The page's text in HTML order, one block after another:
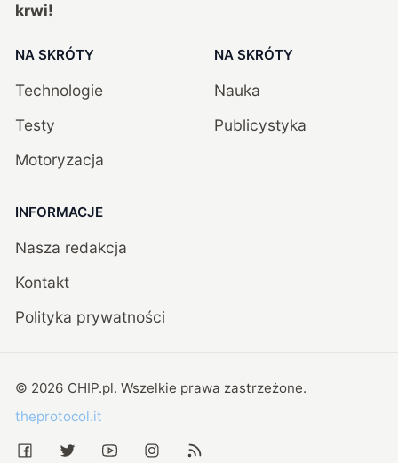
krwi!
NA SKRÓTY
Technologie
Testy
Motoryzacja
NA SKRÓTY
Nauka
Publicystyka
INFORMACJE
Nasza redakcja
Kontakt
Polityka prywatności
© 2026 CHIP.pl. Wszelkie prawa zastrzeżone.
theprotocol.it